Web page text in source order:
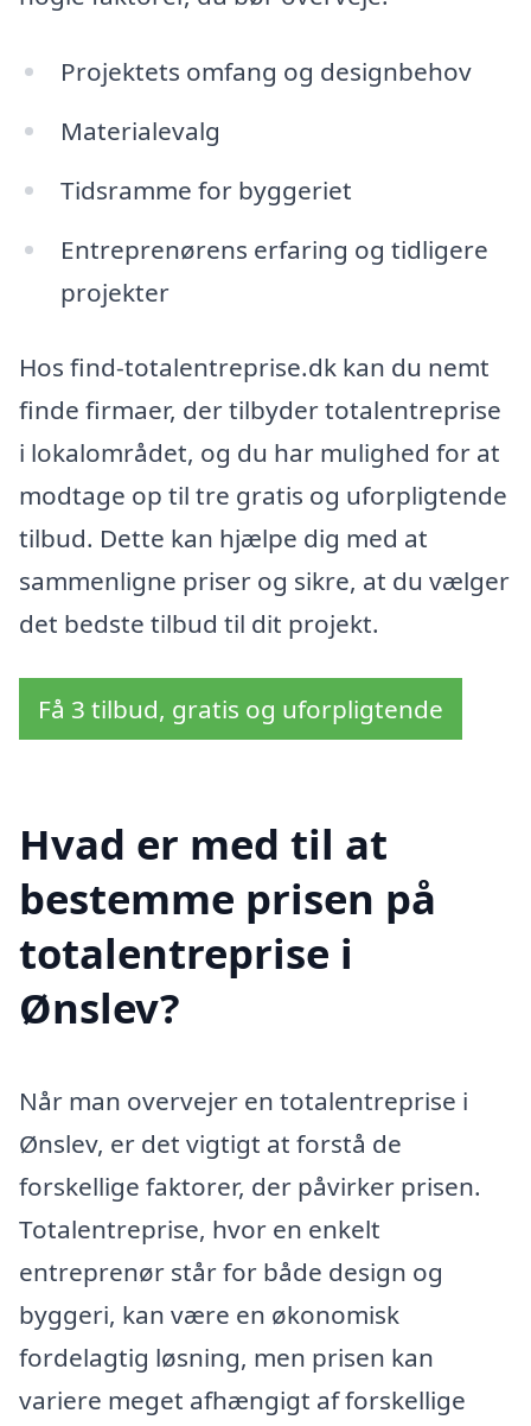
Projektets omfang og designbehov
Materialevalg
Tidsramme for byggeriet
Entreprenørens erfaring og tidligere
projekter
Hos find-totalentreprise.dk kan du nemt
finde firmaer, der tilbyder totalentreprise
i lokalområdet, og du har mulighed for at
modtage op til tre gratis og uforpligtende
tilbud. Dette kan hjælpe dig med at
sammenligne priser og sikre, at du vælger
det bedste tilbud til dit projekt.
Få 3 tilbud, gratis og uforpligtende
Hvad er med til at
bestemme prisen på
totalentreprise i
Ønslev?
Når man overvejer en totalentreprise i
Ønslev, er det vigtigt at forstå de
forskellige faktorer, der påvirker prisen.
Totalentreprise, hvor en enkelt
entreprenør står for både design og
byggeri, kan være en økonomisk
fordelagtig løsning, men prisen kan
variere meget afhængigt af forskellige